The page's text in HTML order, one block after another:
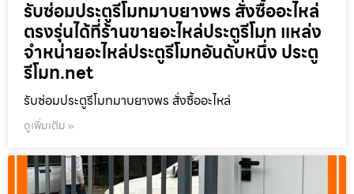
รับซ่อมประตูรีโมทมาบยางพร สั่งซื้ออะไหล่
ตรงรุ่นได้ที่ร้านขายอะไหล่ประตูรีโมท แหล่ง
จำหน่ายอะไหล่ประตูรีโมทอันดับหนึ่ง ประตู
รีโมท.net
รับซ่อมประตูรีโมทมาบยางพร สั่งซื้ออะไหล่
ดูเพิ่มเติม »